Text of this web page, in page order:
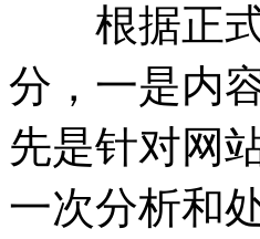
根据正式
分，一是内
先是针对网
一次分析和